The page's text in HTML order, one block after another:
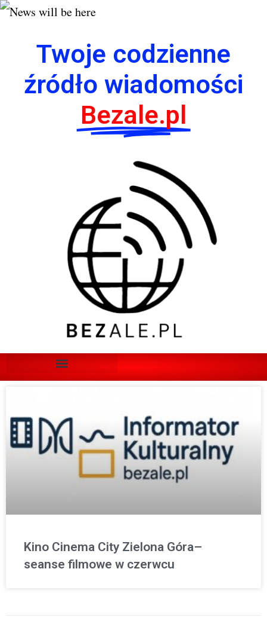
Twoje codzienne
źródło wiadomości
Bezale.pl
Kino Cinema City Zielona Góra–
seanse filmowe w czerwcu